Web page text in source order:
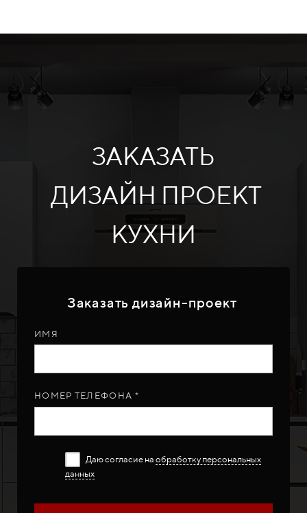
ЗАКАЗАТЬ
ДИЗАЙН ПРОЕКТ
КУХНИ
Заказать дизайн-проект
ИМЯ
НОМЕР ТЕЛЕФОНА *
Даю согласие на обработку персональных
данных